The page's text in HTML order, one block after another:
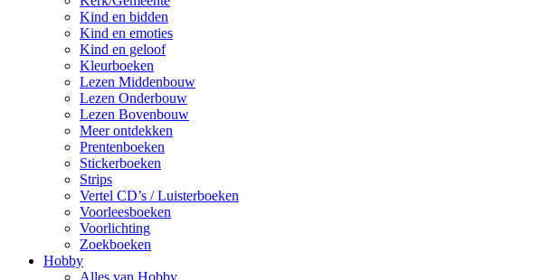
Kind en bidden
Kind en emoties
Kind en geloof
Kleurboeken
Lezen Middenbouw
Lezen Onderbouw
Lezen Bovenbouw
Meer ontdekken
Prentenboeken
Stickerboeken
Strips
Vertel CD’s / Luisterboeken
Voorleesboeken
Voorlichting
Zoekboeken
Hobby
Alles van Hobby